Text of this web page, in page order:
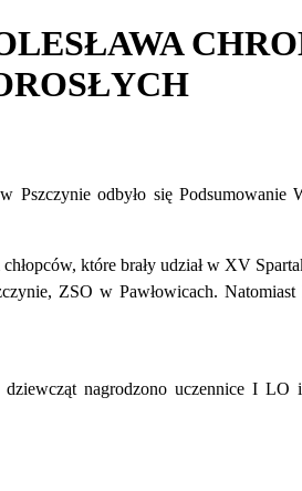
odbyło się Podsumowanie
które brały udział w XV
ZSO w Pawłowicach.
nagrodzono uczennice I LO